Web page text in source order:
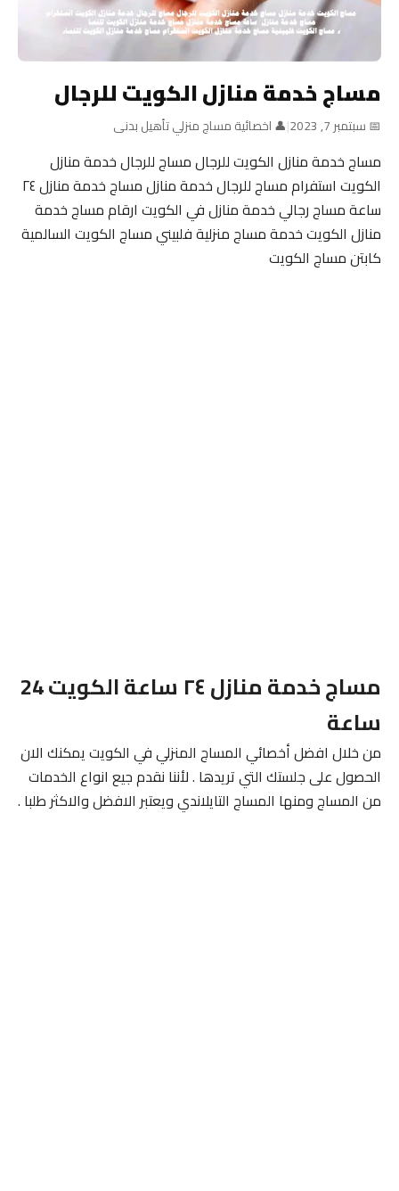
مساج خدمة منازل الكويت للرجال
📅 سبتمبر 7, 2023 |👤 اخصائية مساج منزلي تأهيل بدنى
مساج خدمة منازل الكويت للرجال مساج للرجال خدمة منازل
الكويت استفرام مساج للرجال خدمة منازل مساج خدمة منازل ٢٤
ساعة مساج رجالي خدمة منازل في الكويت ارقام مساج خدمة
منازل الكويت خدمة مساج منزلية فلبيني مساج الكويت السالمية
كابتن مساج الكويت
مساج خدمة منازل ٢٤ ساعة الكويت 24
ساعة
من خلال افضل أخصائي المساج المنزلي في الكويت يمكنك الان
الحصول على جلستك التي تريدها . لأننا نقدم جيع انواع الخدمات
من المساج ومنها المساج التايلاندي ويعتبر الافضل والاكثر طلبا .